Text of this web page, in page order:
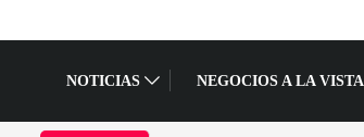
NOTICIAS NEGOCIOS A LA VISTA